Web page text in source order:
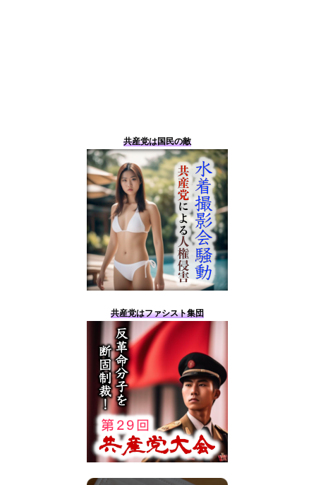
共産党は国民の敵
共産党はファシスト集団